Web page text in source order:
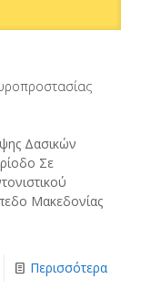
Δασικών
Σε
Μακεδονίας
Περισσότερα